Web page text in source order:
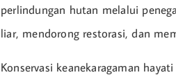
perlindungan hutan melalui
liar, mendorong restorasi, dan
Konservasi keanekaragaman